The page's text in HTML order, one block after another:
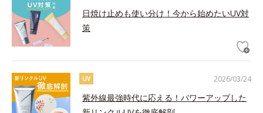
日焼け止めも使い分け！今から始めたいUV対
策
2026/03/24
UV
紫外線最強時代に応える！パワーアップした